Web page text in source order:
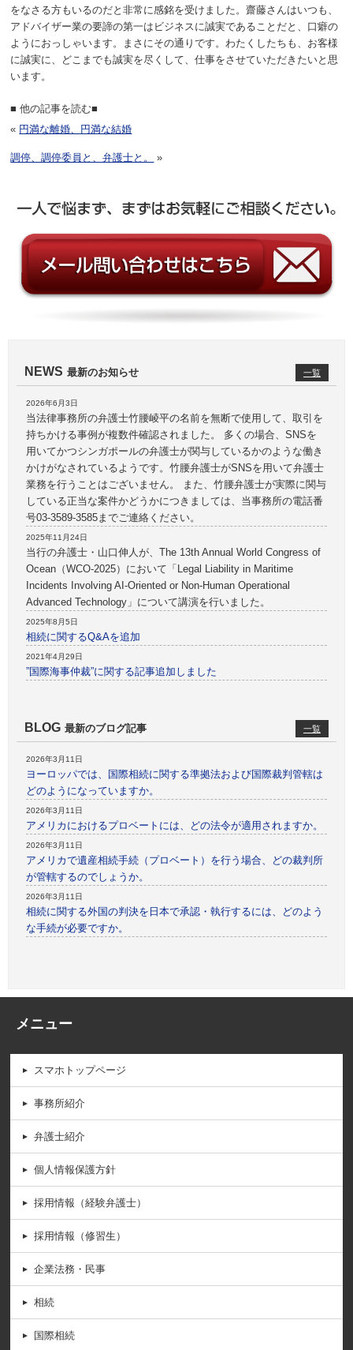
をなさる方もいるのだと非常に感銘を受けました。齋藤さんはいつも、
アドバイザー業の要諦の第一はビジネスに誠実であることだと、口癖の
ようにおっしゃいます。まさにその通りです。わたくしたちも、お客様
に誠実に、どこまでも誠実を尽くして、仕事をさせていただきたいと思
います。
■ 他の記事を読む■
« 円満な離婚、円満な結婚
調停、調停委員と、弁護士と。 »
NEWS 最新のお知らせ 一覧
2026年6月3日
当法律事務所の弁護士竹腰崚平の名前を無断で使用して、取引を
持ちかける事例が複数件確認されました。 多くの場合、SNSを
用いてかつシンガポールの弁護士が関与しているかのような働き
かけがなされているようです。竹腰弁護士がSNSを用いて弁護士
業務を行うことはございません。 また、竹腰弁護士が実際に関与
している正当な案件かどうかにつきましては、当事務所の電話番
号03-3589-3585までご連絡ください。
2025年11月24日
当行の弁護士・山口伸人が、The 13th Annual World Congress of
Ocean（WCO-2025）において「Legal Liability in Maritime
Incidents Involving AI-Oriented or Non-Human Operational
Advanced Technology」について講演を行いました。
2025年8月5日
相続に関するQ&Aを追加
2021年4月29日
”国際海事仲裁”に関する記事追加しました
BLOG 最新のブログ記事 一覧
2026年3月11日
ヨーロッパでは、国際相続に関する準拠法および国際裁判管轄は
どのようになっていますか。
2026年3月11日
アメリカにおけるプロベートには、どの法令が適用されますか。
2026年3月11日
アメリカで遺産相続手続（プロベート）を行う場合、どの裁判所
が管轄するのでしょうか。
2026年3月11日
相続に関する外国の判決を日本で承認・執行するには、どのよう
な手続が必要ですか。
メニュー
スマホトップページ
事務所紹介
弁護士紹介
個人情報保護方針
採用情報（経験弁護士）
採用情報（修習生）
企業法務・民事
相続
国際相続